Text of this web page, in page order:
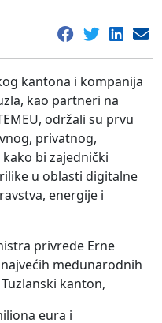
kantona i kompanija
kao partneri na
održali su prvu
privatnog,
bi zajednički
u oblasti digitalne
energije i
privrede Erne
međunarodnih
kanton,
eura i